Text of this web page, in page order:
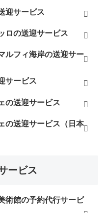
迎サービス
ロの送迎サービス
ルフィ海岸の送迎サー
サービス
の送迎サービス
の送迎サービス（日本
ービス
術館の予約代行サービ